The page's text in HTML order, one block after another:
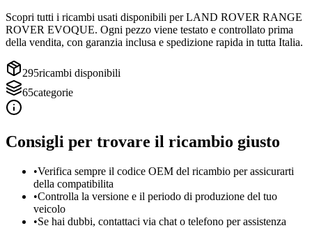
Scopri tutti i ricambi usati disponibili perLAND ROVER RANGE
ROVER EVOQUE. Ogni pezzo viene testato e controllato prima
della vendita, con garanzia inclusa e spedizione rapida in tutta Italia.
295ricambi disponibili
65categorie
Consigli per trovare il ricambio giusto
•Verifica sempre il codice OEM del ricambio per assicurarti
della compatibilita
•Controlla la versione e il periodo di produzione del tuo
veicolo
•Se hai dubbi, contattaci via chat o telefono per assistenza